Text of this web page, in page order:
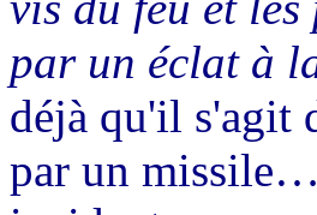
par un éclat à
déjà qu'il s'agit
par un